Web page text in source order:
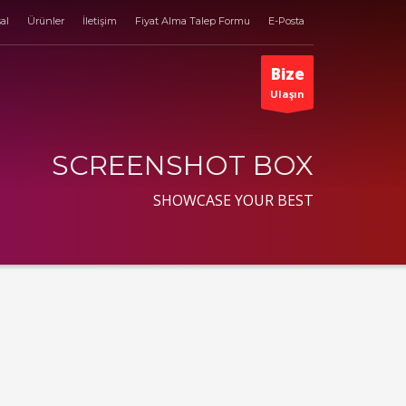
Ürünler İletişim Fiyat Alma Talep Formu E-Posta
Bize
Ulaşın
SCREENSHOT BOX
SHOWCASE YOUR BEST